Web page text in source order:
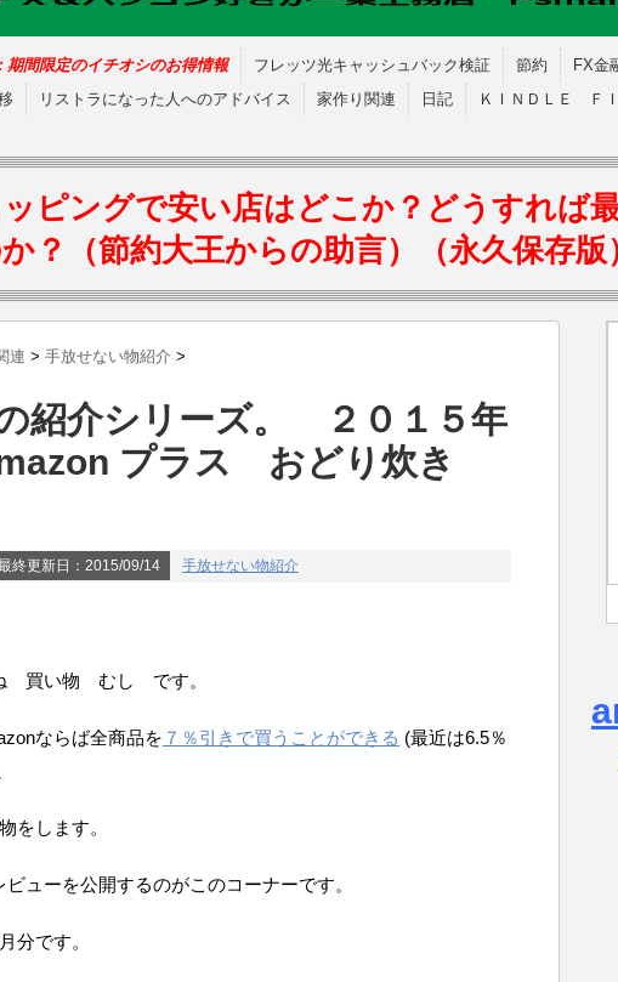
期間限定のイチオシのお得情報 フレッツ光キャッシュバック検証 節約 FX金
リストラになった人へのアドバイス 家作り関連 日記 ＫＩＮＤＬＥ Ｆ
ピングで安い店はどこか？どうすれば
？（節約大王からの助言）（永久保存版
連 > 手放せない物紹介 >
紹介シリーズ。 ２０１５年
プラス おどり炊き
終更新日：2015/09/14 手放せない物紹介
買い物 むし です。
ならば全商品を ７％引きで買うことができる (最近は6.5％
をします。
ューを公開するのがこのコーナーです。
分です。